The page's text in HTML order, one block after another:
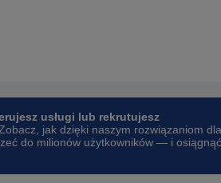
usługi lub rekrutujesz
Zobacz, jak dzięki naszym rozwiązaniom dla
do milionów użytkowników — i osiągnąć